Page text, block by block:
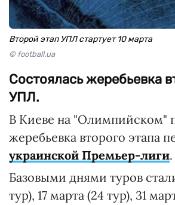
Второй этап УПЛ стартует 10 марта
© football.ua
Состоялась жеребьевка
УПЛ.
В Киеве на "Олимпийском"
жеребьевка второго этапа
украинской Премьер-лиги.
Базовыми днями туров
тур), 17 марта (24 тур), 31